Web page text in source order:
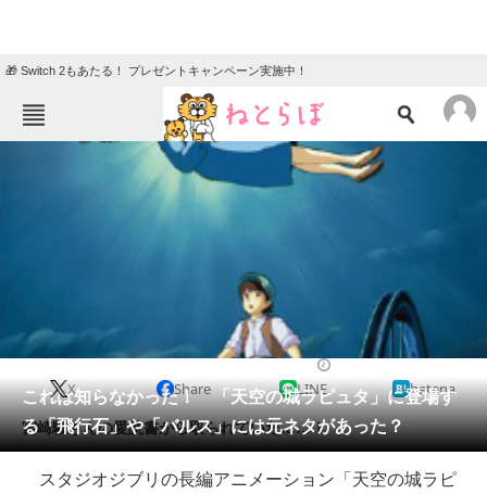
🎁 Switch 2もあたる！ プレゼントキャンペーン実施中！
ねとらぼメニュー
ニュース
教育・育児
動物 リサーチ
会員記事
メディア
注目記事を集めた総合ページ
これは知らなかった！ 「天空の城ラピュタ」に登場す
る「飛行石」や「バルス」には元ネタがあった？
X Share LINE hatena
宮崎駿さんの愛読書から取られていた……！
スタジオジブリの長編アニメーション「天空の城ラピ